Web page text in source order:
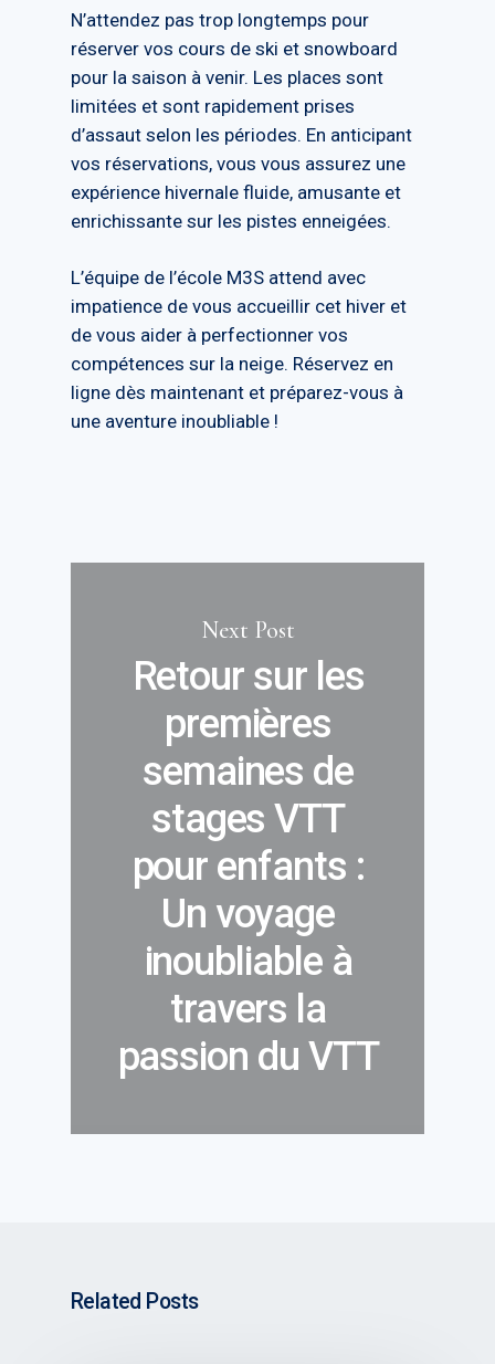
N’attendez pas trop longtemps pour
réserver vos cours de ski et snowboard
pour la saison à venir. Les places sont
limitées et sont rapidement prises
d’assaut selon les périodes. En anticipant
vos réservations, vous vous assurez une
expérience hivernale fluide, amusante et
enrichissante sur les pistes enneigées.
L’équipe de l’école M3S attend avec
impatience de vous accueillir cet hiver et
de vous aider à perfectionner vos
compétences sur la neige. Réservez en
ligne dès maintenant et préparez-vous à
une aventure inoubliable !
Next Post
Retour sur les
premières
semaines de
stages VTT
pour enfants :
Un voyage
inoubliable à
travers la
passion du VTT
Related Posts